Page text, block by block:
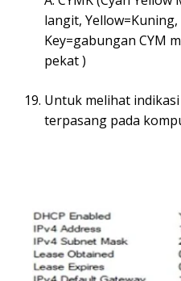
langit,
Key=gabungan CYM
pekat )
Untuk melihat
terpasang pada